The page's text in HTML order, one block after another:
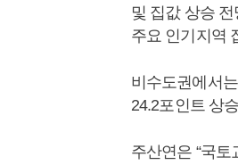
및 집값 상승
주요 인기지역
비수도권에서
24.2포인트 상
주산연은 “국